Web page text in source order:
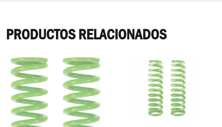
PRODUCTOS RELACIONADOS